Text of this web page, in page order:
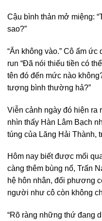
Cậu bình thản mở miệng:
sao?”
“Ăn không vào.” Cô ấm
run “Đã nói thiếu tiền có
tên đó đến mức nào
tượng bình thường hả?”
Viễn cảnh ngày đó hiện ra
nhìn thấy Hàn Lâm Bạch
túng của Lăng Hải Thành,
Hôm nay biết được mối
càng thêm bùng nổ, Trấn
hệ hôn nhân, đối phương
người như cô còn không
“Rõ ràng những thứ đang